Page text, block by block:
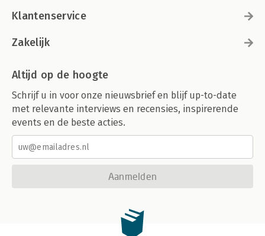
Klantenservice
Zakelijk
Altijd op de hoogte
Schrijf u in voor onze nieuwsbrief en blijf up-to-date
met relevante interviews en recensies, inspirerende
events en de beste acties.
Aanmelden